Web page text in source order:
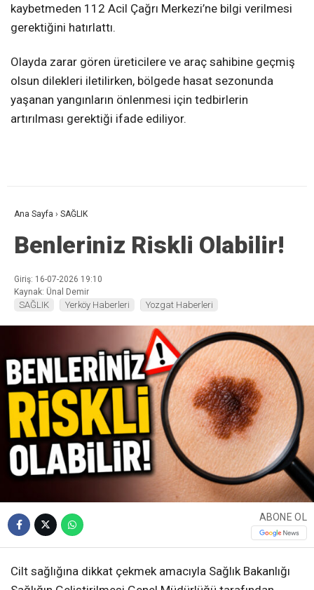
kaybetmeden 112 Acil Çağrı Merkezi’ne bilgi verilmesi
gerektiğini hatırlattı.
Olayda zarar gören üreticilere ve araç sahibine geçmiş
olsun dilekleri iletilirken, bölgede hasat sezonunda
yaşanan yangınların önlenmesi için tedbirlerin
artırılması gerektiği ifade ediliyor.
Ana Sayfa › SAĞLIK
Benleriniz Riskli Olabilir!
Giriş: 16-07-2026 19:10
Kaynak: Ünal Demir
SAĞLIK Yerköy Haberleri Yozgat Haberleri
ABONE OL
Cilt sağlığına dikkat çekmek amacıyla Sağlık Bakanlığı